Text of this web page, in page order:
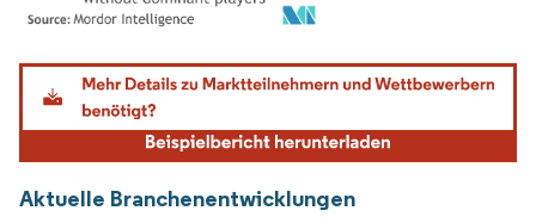
Bild © Mordor Intelligence. Wiederverwendung erfordert Namensnennung gemäß
Aktuelle Branchenentwicklungen